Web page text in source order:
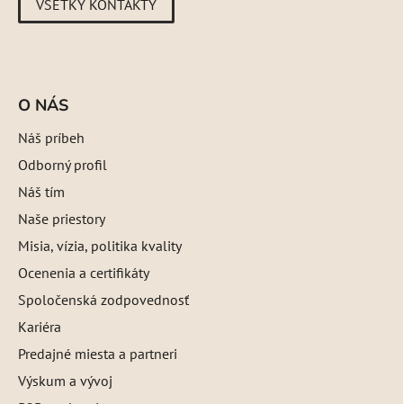
VŠETKY KONTAKTY
O NÁS
Náš príbeh
Odborný profil
Náš tím
Naše priestory
Misia, vízia, politika kvality
Ocenenia a certifikáty
Spoločenská zodpovednosť
Kariéra
Predajné miesta a partneri
Výskum a vývoj